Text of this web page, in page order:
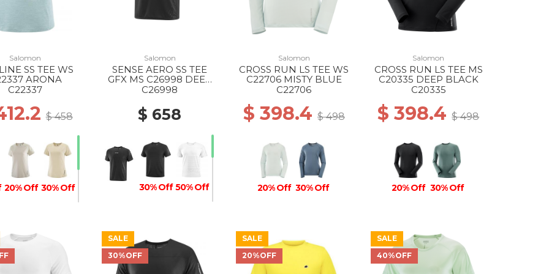
Salomon
SS TEE WS
ARONA
C22337
$ 458
20% Off 30% Off
Salomon
SENSE AERO SS TEE
GFX MS C26998 DEEP
BLACK/BLACK BEAUTY
C26998
$ 658
30% Off 50% Off
40% Off30% Off
Salomon
CROSS RUN LS TEE WS
C22706 MISTY BLUE
C22706
$ 398.4 $ 498
20% Off 30% Off
Salomon
CROSS RUN LS TEE MS
C20335 DEEP BLACK
C20335
$ 398.4$ 498
20% Off 30% Off
SALE
30%OFF
SALE
20%OFF
SALE
40%OFF